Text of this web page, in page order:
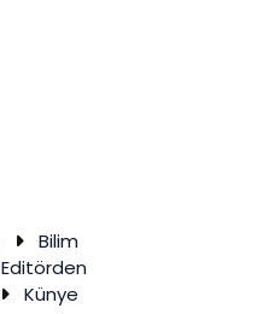
Bilim
Editörden
Künye